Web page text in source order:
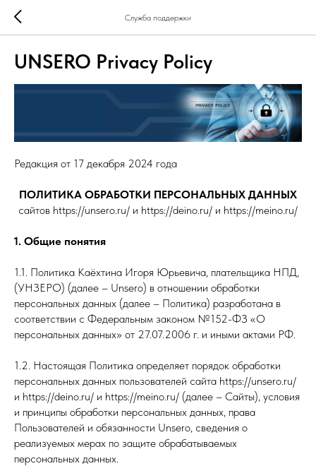
Служба поддержки
UNSERO Privacy Policy
Редакция от 17 декабря 2024 года
ПОЛИТИКА ОБРАБОТКИ ПЕРСОНАЛЬНЫХ ДАННЫХ
сайтов https://unsero.ru/ и https://deino.ru/ и https://meino.ru/
1. Общие понятия
1.1. Политика Каёхтина Игоря Юрьевича, плательщика НПД,
(УНЗЕРО) (далее – Unsero) в отношении обработки
персональных данных (далее – Политика) разработана в
соответствии с Федеральным законом №152-ФЗ «О
персональных данных» от 27.07.2006 г. и иными актами РФ.
1.2. Настоящая Политика определяет порядок обработки
персональных данных пользователей сайта https://unsero.ru/
и https://deino.ru/ и https://meino.ru/ (далее – Сайты), условия
и принципы обработки персональных данных, права
Пользователей и обязанности Unsero, сведения о
реализуемых мерах по защите обрабатываемых
персональных данных.